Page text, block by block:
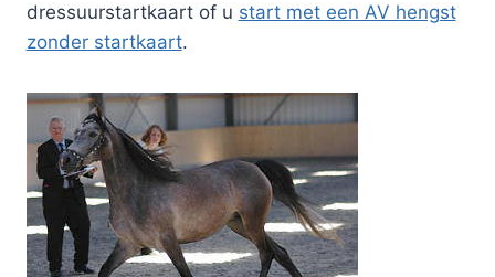
dressuurstartkaart of u start met een AV hengst
zonder startkaart.